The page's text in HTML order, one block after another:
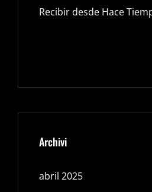
Recibir desde Hace
Archivi
abril 2025